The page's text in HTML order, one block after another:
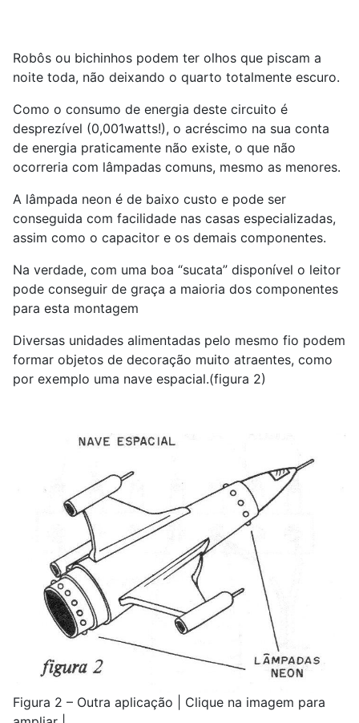
Robôs ou bichinhos podem ter olhos que piscam a
noite toda, não deixando o quarto totalmente escuro.
Como o consumo de energia deste circuito é
desprezível (0,001watts!), o acréscimo na sua conta
de energia praticamente não existe, o que não
ocorreria com lâmpadas comuns, mesmo as menores.
A lâmpada neon é de baixo custo e pode ser
conseguida com facilidade nas casas especializadas,
assim como o capacitor e os demais componentes.
Na verdade, com uma boa “sucata” disponível o leitor
pode conseguir de graça a maioria dos componentes
para esta montagem
Diversas unidades alimentadas pelo mesmo fio podem
formar objetos de decoração muito atraentes, como
por exemplo uma nave espacial.(figura 2)
Figura 2 – Outra aplicação | Clique na imagem para